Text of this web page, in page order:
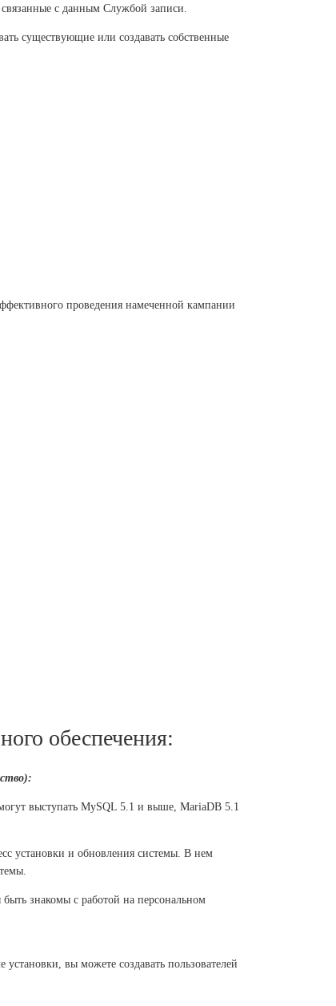
с данным Службой записи.
существующие или создавать собственные
проведения намеченной кампании
обеспечения:
выступать MySQL 5.1 и выше, MariaDB 5.1
установки и обновления системы. В нем
знакомы с работой на персональном
вы можете создавать пользователей